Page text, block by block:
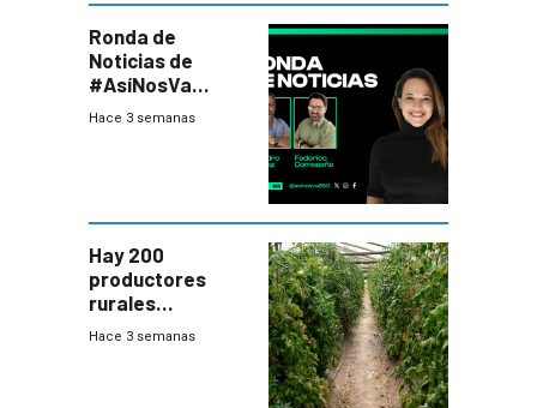
Ronda de
Noticias de
#AsíNosVa
(20/7/26)
Hace 3 semanas
Hay 200
productores
rurales
afectados tras
Hace 3 semanas